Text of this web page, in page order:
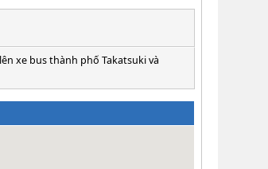
xe bus thành phố Takatsuki và